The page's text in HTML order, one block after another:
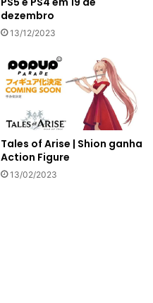
dezembro
13/12/2023
Tales of Arise | Shion ganha
Action Figure
13/02/2023